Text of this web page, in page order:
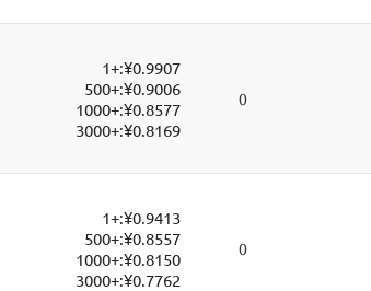
1+:¥0.9907
500+:¥0.9006
1000+:¥0.8577
3000+:¥0.8169
0
1+:¥0.9413
500+:¥0.8557
1000+:¥0.8150
3000+:¥0.7762
0